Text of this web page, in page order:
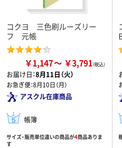
コクヨ 三色刷ルーズリー
フ 元帳
￥1,147 ￥3,791
お届け日：8月11日（火）
お急ぎ便：8月10日（月）
アスクル在庫商品
帳簿
サイズ・販売単位違いの商品が4商品ありま
す